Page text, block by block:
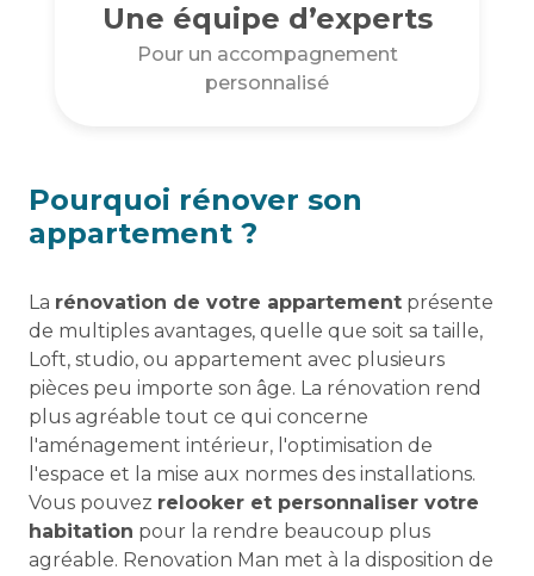
Une équipe d’experts
Pour un accompagnement
personnalisé
Pourquoi rénover son
appartement ?
La rénovation de votre appartement présente
de multiples avantages, quelle que soit sa taille,
Loft, studio, ou appartement avec plusieurs
pièces peu importe son âge. La rénovation rend
plus agréable tout ce qui concerne
l'aménagement intérieur, l'optimisation de
l'espace et la mise aux normes des installations.
Vous pouvez relooker et personnaliser votre
habitation pour la rendre beaucoup plus
agréable. Renovation Man met à la disposition de